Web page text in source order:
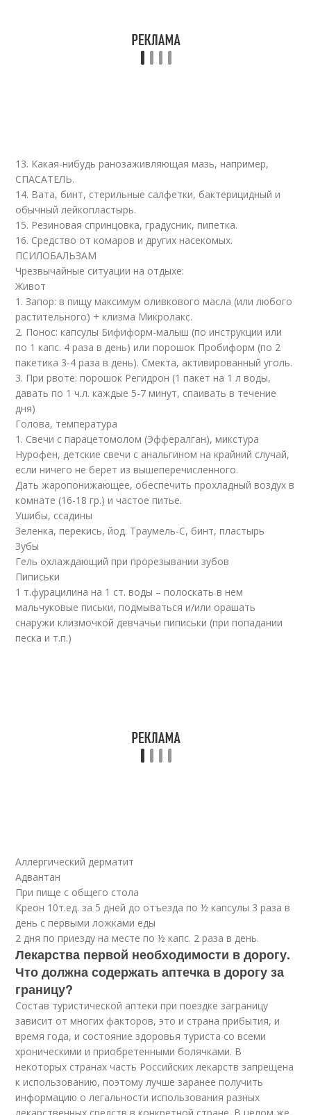
13. Какая-нибудь ранозаживляющая мазь, например,
СПАСАТЕЛЬ.
14. Вата, бинт, стерильные салфетки, бактерицидный и
обычный лейкопластырь.
15. Резиновая спринцовка, градусник, пипетка.
16. Средство от комаров и других насекомых.
ПСИЛОБАЛЬЗАМ
Чрезвычайные ситуации на отдыхе:
Живот
1. Запор: в пищу максимум оливкового масла (или любого
растительного) + клизма Микролакс.
2. Понос: капсулы Бифиформ-малыш (по инструкции или
по 1 капс. 4 раза в день) или порошок Пробиформ (по 2
пакетика 3-4 раза в день). Смекта, активированный уголь.
3. При рвоте: порошок Регидрон (1 пакет на 1 л воды,
давать по 1 ч.л. каждые 5-7 минут, спаивать в течение
дня)
Голова, температура
1. Свечи с парацетомолом (Эффералган), микстура
Нурофен, детские свечи с анальгином на крайний случай,
если ничего не берет из вышеперечисленного.
Дать жаропонижающее, обеспечить прохладный воздух в
комнате (16-18 гр.) и частое питье.
Ушибы, ссадины
Зеленка, перекись, йод. Траумель-С, бинт, пластырь
Зубы
Гель охлаждающий при прорезывании зубов
Пиписьки
1 т.фурацилина на 1 ст. воды – полоскать в нем
мальчуковые письки, подмываться и/или орашать
снаружи клизмочкой девчачьи пиписьки (при попадании
песка и т.п.)
Аллергический дерматит
Адвантан
При пище с общего стола
Креон 10т.ед. за 5 дней до отъезда по ½ капсулы 3 раза в
день с первыми ложками еды
2 дня по приезду на месте по ½ капс. 2 раза в день.
Лекарства первой необходимости в дорогу.
Что должна содержать аптечка в дорогу за
границу?
Состав туристической аптеки при поездке заграницу
зависит от многих факторов, это и страна прибытия, и
время года, и состояние здоровья туриста со всеми
хроническими и приобретенными болячками. В
некоторых странах часть Российских лекарств запрещена
к использованию, поэтому лучше заранее получить
информацию о легальности использования разных